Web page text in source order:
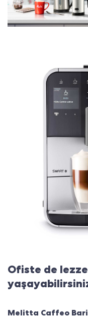
Ofiste de
Melitta Caffeo